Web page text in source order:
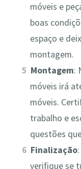
móveis e
boas
espaço e
montagem.
Montagem:
móveis irá
móveis.
trabalho e
questões
Finalização
verifique se